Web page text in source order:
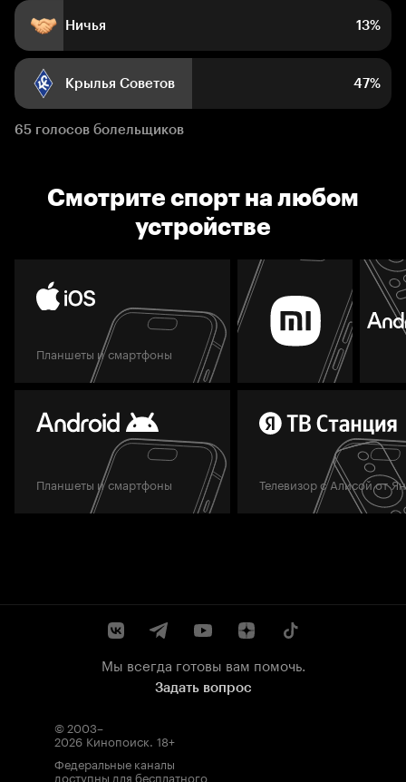
Ничья 13%
Крылья Советов 47%
65 голосов болельщиков
Смотрите спорт на любом
устройстве
Планшеты и смартфоны
Планшеты и смартфоны Телевизор с Алисой от
Мы всегда готовы вам помочь.
Задать вопрос
© 2003–
2026 Кинопоиск 18+
Федеральные каналы
доступны для бесплатного